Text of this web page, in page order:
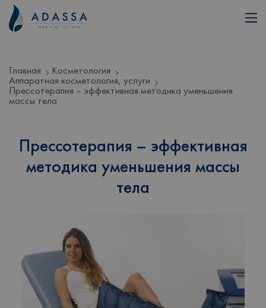
Главная
Косметология
Аппаратная косметология, услуги
Прессотерапия – эффективная методика уменьшения
массы тела
Прессотерапия – эффективная
методика уменьшения массы
тела